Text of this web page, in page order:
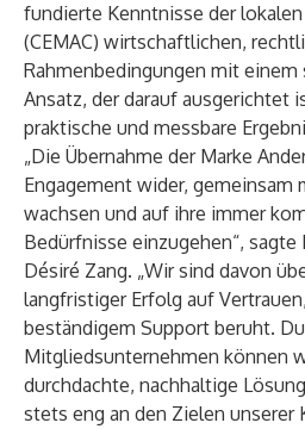
fundierte Kenntnisse der
(CEMAC) wirtschaftlichen,
Rahmenbedingungen mit einem
Ansatz, der darauf ausgerichtet
praktische und messbare
„Die Übernahme der Marke
Engagement wider, gemeinsam
wachsen und auf ihre immer
Bedürfnisse einzugehen“, sagte
Désiré Zang. „Wir sind davon
langfristiger Erfolg auf
beständigem Support beruht.
Mitgliedsunternehmen können
durchdachte, nachhaltige
stets eng an den Zielen unserer